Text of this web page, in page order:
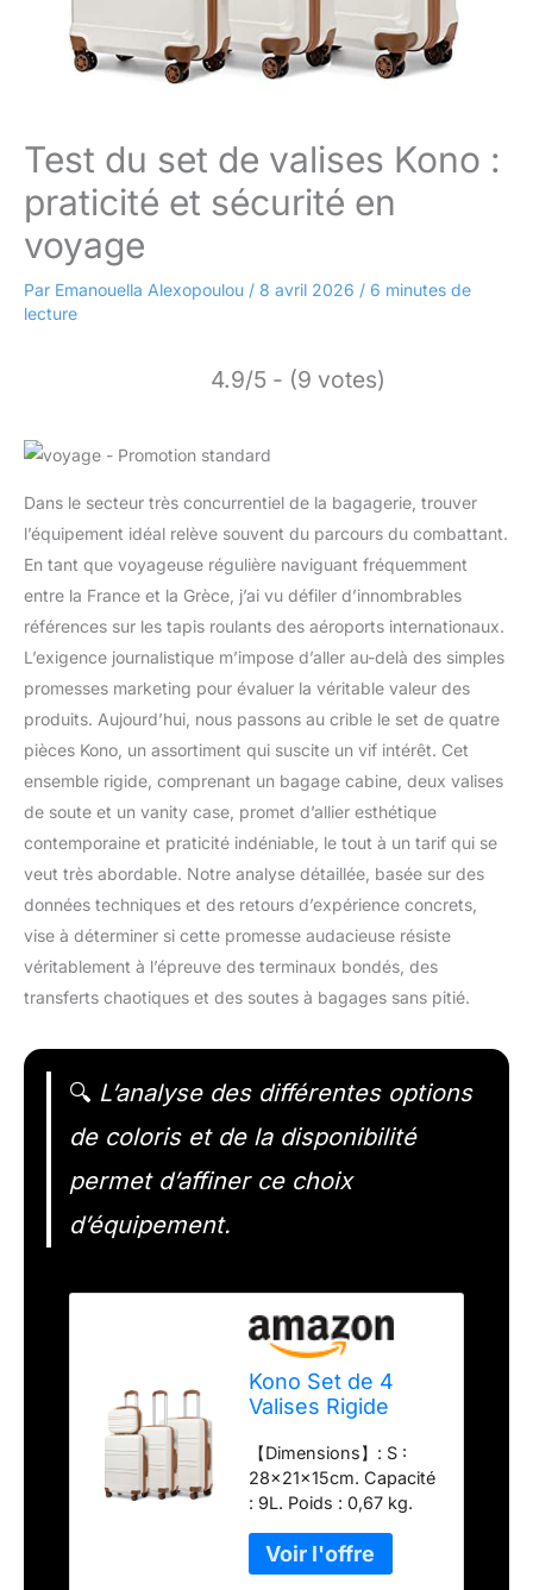
Test du set de valises Kono :
praticité et sécurité en
voyage
Par Emanouella Alexopoulou / 8 avril 2026 / 6 minutes de
lecture
4.9/5 - (9 votes)
Dans le secteur très concurrentiel de la bagagerie, trouver
l’équipement idéal relève souvent du parcours du combattant.
En tant que voyageuse régulière naviguant fréquemment
entre la France et la Grèce, j’ai vu défiler d’innombrables
références sur les tapis roulants des aéroports internationaux.
L’exigence journalistique m’impose d’aller au-delà des simples
promesses marketing pour évaluer la véritable valeur des
produits. Aujourd’hui, nous passons au crible le set de quatre
pièces Kono, un assortiment qui suscite un vif intérêt. Cet
ensemble rigide, comprenant un bagage cabine, deux valises
de soute et un vanity case, promet d’allier esthétique
contemporaine et praticité indéniable, le tout à un tarif qui se
veut très abordable. Notre analyse détaillée, basée sur des
données techniques et des retours d’expérience concrets,
vise à déterminer si cette promesse audacieuse résiste
véritablement à l’épreuve des terminaux bondés, des
transferts chaotiques et des soutes à bagages sans pitié.
🔍 L’analyse des différentes options
de coloris et de la disponibilité
permet d’affiner ce choix
d’équipement.
Kono Set de 4
Valises Rigide
55cm + Valise
Moyenne 65cm +
Valise Grande
74cm avec 4
roulettes et
Serrure TSA +
【Dimensions】: S :
28x21x15cm. Capacité
: 9L. Poids : 0,67 kg.
55x40x22cm.
Capacité : 38L. Poids :